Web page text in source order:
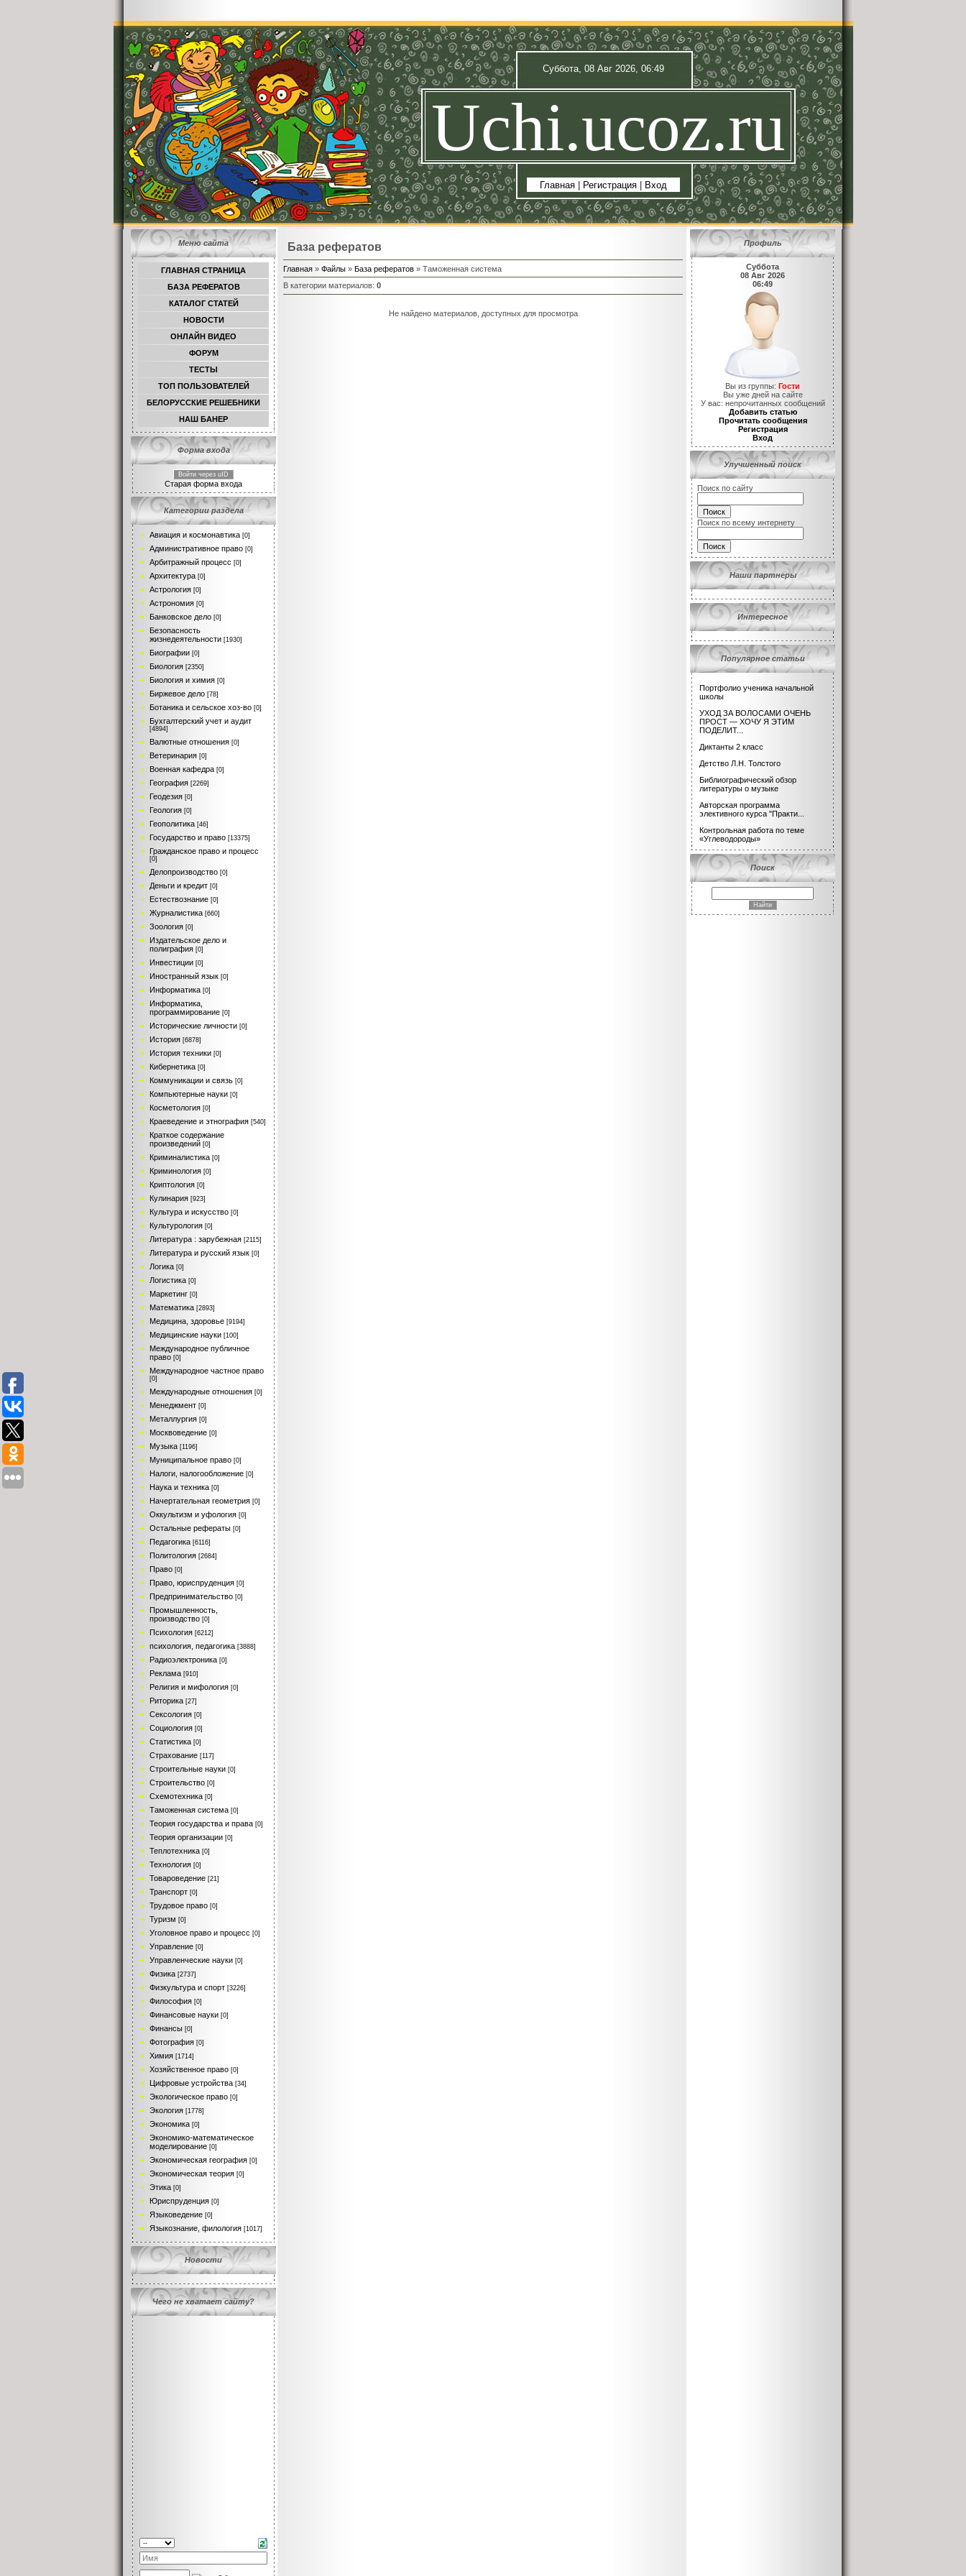
Суббота, 08 Авг 2026, 06:49
Uchi.ucoz.ru
Главная Регистрация Вход
Меню сайта
ГЛАВНАЯ СТРАНИЦА
БАЗА РЕФЕРАТОВ
КАТАЛОГ СТАТЕЙ
НОВОСТИ
ОНЛАЙН ВИДЕО
ФОРУМ
ТЕСТЫ
TОП ПОЛЬЗОВАТЕЛЕЙ
БЕЛОРУССКИЕ РЕШЕБНИКИ
НАШ БАНЕР
Форма входа
Войти через uID
Старая форма входа
Категории раздела
Авиация и космонавтика [0]
Административное право [0]
Арбитражный процесс [0]
Архитектура [0]
Астрология [0]
Астрономия [0]
Банковское дело [0]
Безопасность
жизнедеятельности [1930]
Биографии [0]
Биология [2350]
Биология и химия [0]
Биржевое дело [78]
Ботаника и сельское хоз-во [0]
Бухгалтерский учет и аудит
[4894]
Валютные отношения [0]
Ветеринария [0]
Военная кафедра [0]
География [2269]
Геодезия [0]
Геология [0]
Геополитика [46]
Государство и право [13375]
Гражданское право и процесс
[0]
Делопроизводство [0]
Деньги и кредит [0]
Естествознание [0]
Журналистика [660]
Зоология [0]
Издательское дело и
полиграфия [0]
Инвестиции [0]
Иностранный язык [0]
Информатика [0]
Информатика,
программирование [0]
Исторические личности [0]
История [6878]
История техники [0]
Кибернетика [0]
Коммуникации и связь [0]
Компьютерные науки [0]
Косметология [0]
Краеведение и этнография [540]
Краткое содержание
произведений [0]
Криминалистика [0]
Криминология [0]
Криптология [0]
Кулинария [923]
Культура и искусство [0]
Культурология [0]
Литература : зарубежная [2115]
Литература и русский язык [0]
Логика [0]
Логистика [0]
Маркетинг [0]
Математика [2893]
Медицина, здоровье [9194]
Медицинские науки [100]
Международное публичное
право [0]
Международное частное право
[0]
Международные отношения [0]
Менеджмент [0]
Металлургия [0]
Москвоведение [0]
Музыка [1196]
Муниципальное право [0]
Налоги, налогообложение [0]
Наука и техника [0]
Начертательная геометрия [0]
Оккультизм и уфология [0]
Остальные рефераты [0]
Педагогика [6116]
Политология [2684]
Право [0]
Право, юриспруденция [0]
Предпринимательство [0]
Промышленность,
производство [0]
Психология [6212]
психология, педагогика [3888]
Радиоэлектроника [0]
Реклама [910]
Религия и мифология [0]
Риторика [27]
Сексология [0]
Социология [0]
Статистика [0]
Страхование [117]
Строительные науки [0]
Строительство [0]
Схемотехника [0]
Таможенная система [0]
Теория государства и права [0]
Теория организации [0]
Теплотехника [0]
Технология [0]
Товароведение [21]
Транспорт [0]
Трудовое право [0]
Туризм [0]
Уголовное право и процесс [0]
Управление [0]
Управленческие науки [0]
Физика [2737]
Физкультура и спорт [3226]
Философия [0]
Финансовые науки [0]
Финансы [0]
Фотография [0]
Химия [1714]
Хозяйственное право [0]
Цифровые устройства [34]
Экологическое право [0]
Экология [1778]
Экономика [0]
Экономико-математическое
моделирование [0]
Экономическая география [0]
Экономическая теория [0]
Этика [0]
Юриспруденция [0]
Языковедение [0]
Языкознание, филология [1017]
Новости
Чего не хватает сайту?
База рефератов
Главная » Файлы » База рефератов » Таможенная система
В категории материалов: 0
Не найдено материалов, доступных для просмотра
Профиль
Суббота
08 Авг 2026
06:49
Вы из группы: Гости
Вы уже дней на сайте
У вас: непрочитанных сообщений
Добавить статью
Прочитать сообщения
Регистрация
Вход
Улучшенный поиск
Поиск по сайту
Поиск по всему интернету
Наши партнеры
Интересное
Популярное статьи
Портфолио ученика начальной
школы
УХОД ЗА ВОЛОСАМИ ОЧЕНЬ
ПРОСТ — ХОЧУ Я ЭТИМ
ПОДЕЛИТ...
Диктанты 2 класс
Детство Л.Н. Толстого
Библиографический обзор
литературы о музыке
Авторская программа
элективного курса "Практи...
Контрольная работа по теме
«Углеводороды»
Поиск